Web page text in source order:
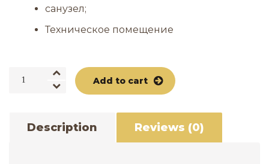
санузел;
Техническое помещение
Country
quantity
Add to cart
Description Reviews (0)